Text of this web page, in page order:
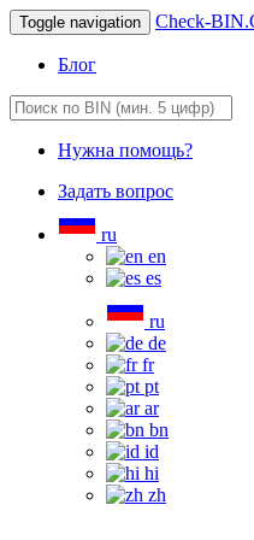
Toggle navigation Check-
Блог
Нужна помощь?
Задать вопрос
ru
en
es
ru
de
fr
pt
ar
bn
id
hi
zh